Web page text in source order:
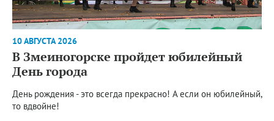
10 АВГУСТА 2026
В Змеиногорске пройдет юбилейный
День города
День рождения - это всегда прекрасно! А если он юбилейный,
то вдвойне!